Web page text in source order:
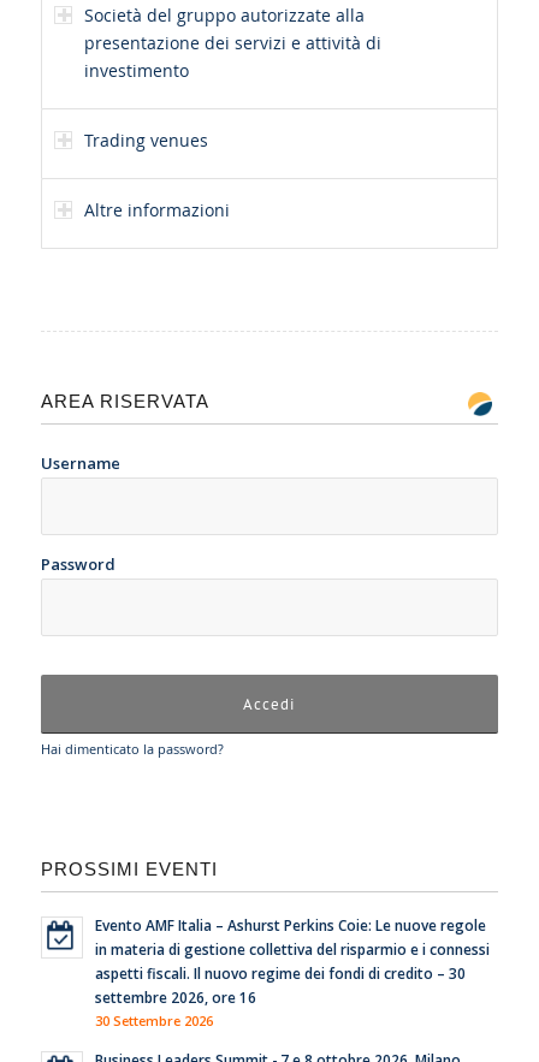
Società del gruppo autorizzate alla
presentazione dei servizi e attività di
investimento
Trading venues
Altre informazioni
AREA RISERVATA
Username
Password
Hai dimenticato la password?
PROSSIMI EVENTI
Evento AMF Italia – Ashurst Perkins Coie: Le nuove regole
in materia di gestione collettiva del risparmio e i connessi
aspetti fiscali. Il nuovo regime dei fondi di credito – 30
settembre 2026, ore 16
30 Settembre 2026